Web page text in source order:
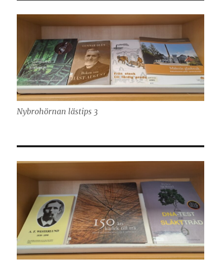
Nybrohörnan lästips 3